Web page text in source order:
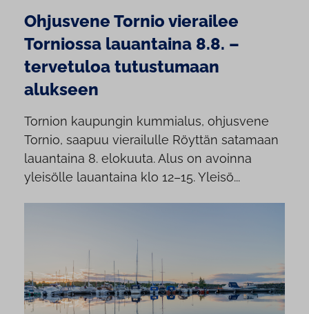
Ohjusvene Tornio vierailee
Torniossa lauantaina 8.8. –
tervetuloa tutustumaan
alukseen
Tornion kaupungin kummialus, ohjusvene
Tornio, saapuu vierailulle Röyttän satamaan
lauantaina 8. elokuuta. Alus on avoinna
yleisölle lauantaina klo 12–15. Yleisö...